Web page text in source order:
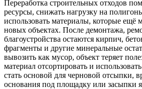
Переработка строительных отходов
ресурсы, снижать нагрузку на
использовать материалы, которые ещё
новых объектах. После демонтажа,
благоустройства остаются кирпич,
фрагменты и другие минеральные
вывозить как мусор, объект теряет
материал отсортировать и
стать основой для черновой отсыпки,
основания под площадку или засыпки